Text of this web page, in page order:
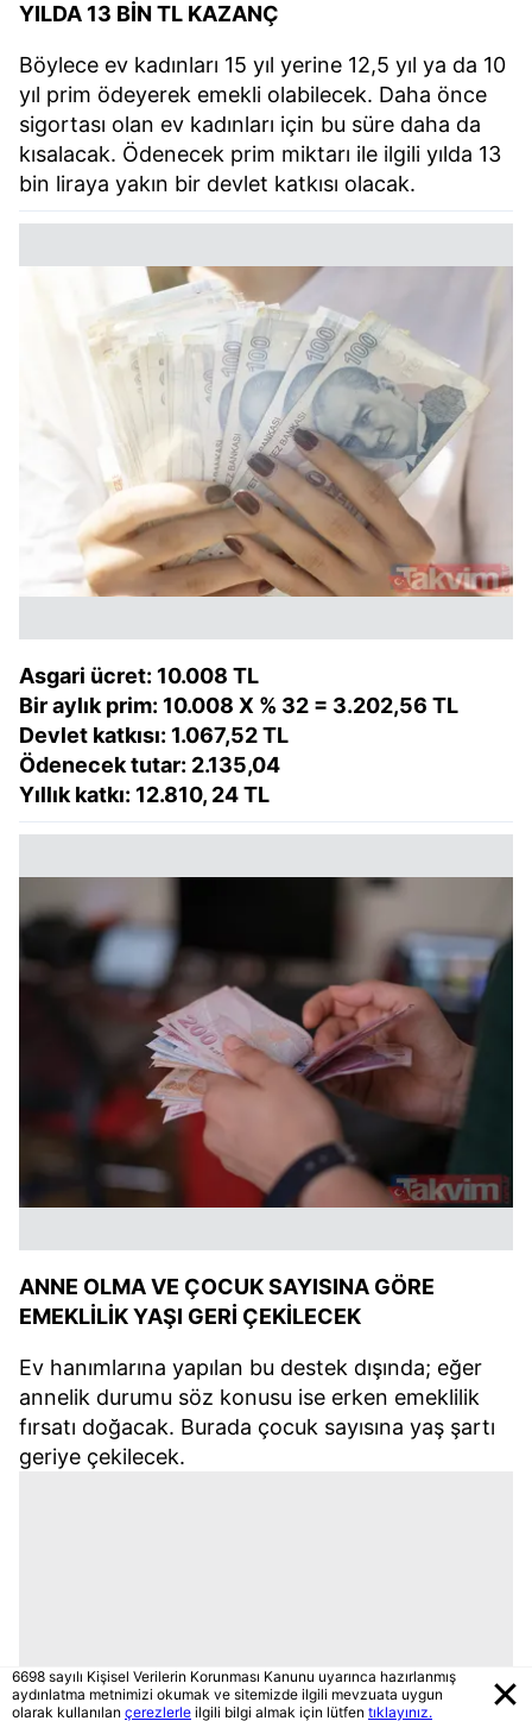
YILDA 13 BİN TL KAZANÇ
Böylece ev kadınları 15 yıl yerine 12,5 yıl ya da 10
yıl prim ödeyerek emekli olabilecek. Daha önce
sigortası olan ev kadınları için bu süre daha da
kısalacak. Ödenecek prim miktarı ile ilgili yılda 13
bin liraya yakın bir devlet katkısı olacak.
Asgari ücret: 10.008 TL
Bir aylık prim: 10.008 X % 32 = 3.202,56 TL
Devlet katkısı: 1.067,52 TL
Ödenecek tutar: 2.135,04
Yıllık katkı: 12.810, 24 TL
ANNE OLMA VE ÇOCUK SAYISINA GÖRE
EMEKLİLİK YAŞI GERİ ÇEKİLECEK
Ev hanımlarına yapılan bu destek dışında; eğer
annelik durumu söz konusu ise erken emeklilik
fırsatı doğacak. Burada çocuk sayısına yaş şartı
geriye çekilecek.
6698 sayılı Kişisel Verilerin Korunması Kanunu uyarınca hazırlanmış
aydınlatma metnimizi okumak ve sitemizde ilgili mevzuata uygun
olarak kullanılan çerezlerle ilgili bilgi almak için lütfen tıklayınız.